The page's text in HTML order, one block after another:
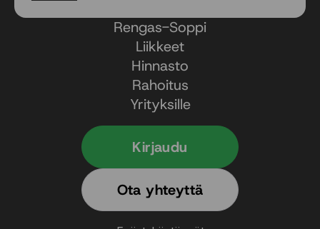
Rengas-Soppi
Liikkeet
Hinnasto
Rahoitus
Yrityksille
Kirjaudu
Ota yhteyttä